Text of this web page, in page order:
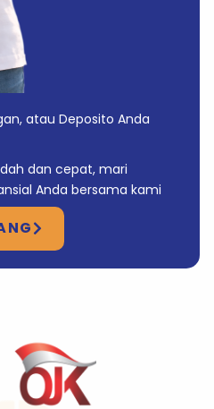
atau Deposito Anda
dan cepat, mari
Anda bersama kami